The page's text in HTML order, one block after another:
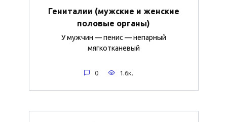
Гениталии (мужские и женские
половые органы)
У мужчин — пенис — непарный
мягкотканевый
0 1.6к.